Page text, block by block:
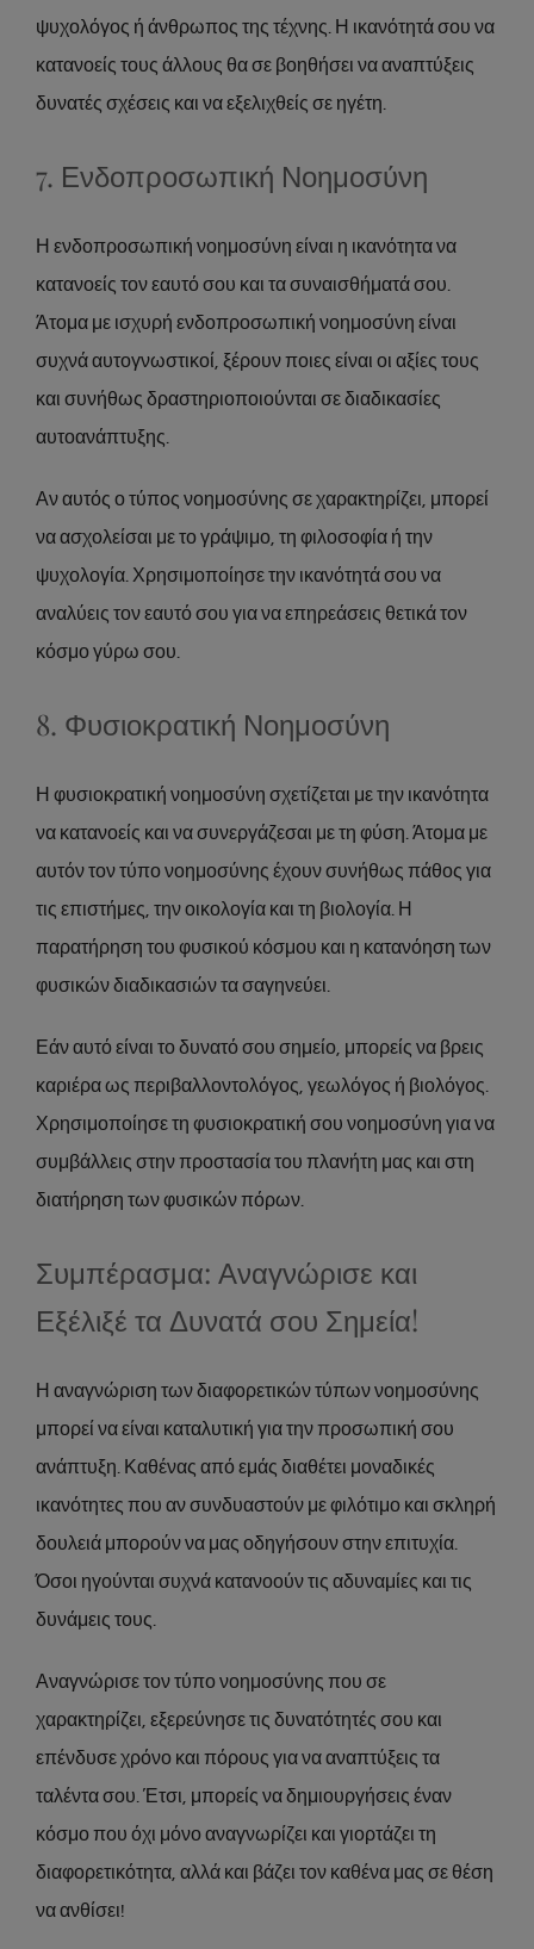
ψυχολόγος ή άνθρωπος της τέχνης. Η ικανότητά σου να
κατανοείς τους άλλους θα σε βοηθήσει να αναπτύξεις
δυνατές σχέσεις και να εξελιχθείς σε ηγέτη.
7. Ενδοπροσωπική Νοημοσύνη
Η ενδοπροσωπική νοημοσύνη είναι η ικανότητα να
κατανοείς τον εαυτό σου και τα συναισθήματά σου.
Άτομα με ισχυρή ενδοπροσωπική νοημοσύνη είναι
συχνά αυτογνωστικοί, ξέρουν ποιες είναι οι αξίες τους
και συνήθως δραστηριοποιούνται σε διαδικασίες
αυτοανάπτυξης.
Αν αυτός ο τύπος νοημοσύνης σε χαρακτηρίζει, μπορεί
να ασχολείσαι με το γράψιμο, τη φιλοσοφία ή την
ψυχολογία. Χρησιμοποίησε την ικανότητά σου να
αναλύεις τον εαυτό σου για να επηρεάσεις θετικά τον
κόσμο γύρω σου.
8. Φυσιοκρατική Νοημοσύνη
Η φυσιοκρατική νοημοσύνη σχετίζεται με την ικανότητα
να κατανοείς και να συνεργάζεσαι με τη φύση. Άτομα με
αυτόν τον τύπο νοημοσύνης έχουν συνήθως πάθος για
τις επιστήμες, την οικολογία και τη βιολογία. Η
παρατήρηση του φυσικού κόσμου και η κατανόηση των
φυσικών διαδικασιών τα σαγηνεύει.
Εάν αυτό είναι το δυνατό σου σημείο, μπορείς να βρεις
καριέρα ως περιβαλλοντολόγος, γεωλόγος ή βιολόγος.
Χρησιμοποίησε τη φυσιοκρατική σου νοημοσύνη για να
συμβάλλεις στην προστασία του πλανήτη μας και στη
διατήρηση των φυσικών πόρων.
Συμπέρασμα: Αναγνώρισε και
Εξέλιξέ τα Δυνατά σου Σημεία!
Η αναγνώριση των διαφορετικών τύπων νοημοσύνης
μπορεί να είναι καταλυτική για την προσωπική σου
ανάπτυξη. Καθένας από εμάς διαθέτει μοναδικές
ικανότητες που αν συνδυαστούν με φιλότιμο και σκληρή
δουλειά μπορούν να μας οδηγήσουν στην επιτυχία.
Όσοι ηγούνται συχνά κατανοούν τις αδυναμίες και τις
δυνάμεις τους.
Αναγνώρισε τον τύπο νοημοσύνης που σε
χαρακτηρίζει, εξερεύνησε τις δυνατότητές σου και
επένδυσε χρόνο και πόρους για να αναπτύξεις τα
ταλέντα σου. Έτσι, μπορείς να δημιουργήσεις έναν
κόσμο που όχι μόνο αναγνωρίζει και γιορτάζει τη
διαφορετικότητα, αλλά και βάζει τον καθένα μας σε θέση
να ανθίσει!